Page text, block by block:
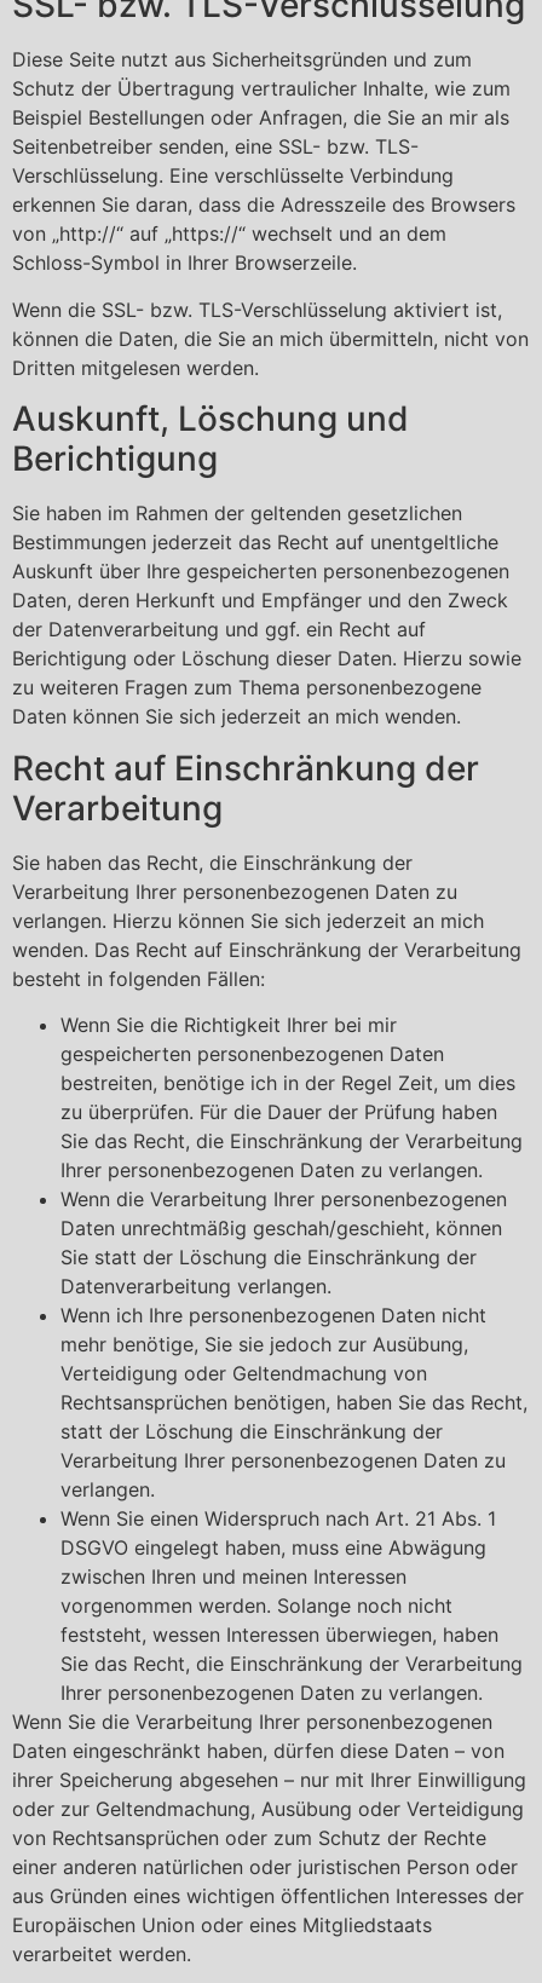
Diese Seite nutzt aus Sicherheitsgründen und zum
Schutz der Übertragung vertraulicher Inhalte, wie zum
Beispiel Bestellungen oder Anfragen, die Sie an mir als
Seitenbetreiber senden, eine SSL- bzw. TLS-
Verschlüsselung. Eine verschlüsselte Verbindung
erkennen Sie daran, dass die Adresszeile des Browsers
von „http://“ auf „https://“ wechselt und an dem
Schloss-Symbol in Ihrer Browserzeile.
Wenn die SSL- bzw. TLS-Verschlüsselung aktiviert ist,
können die Daten, die Sie an mich übermitteln, nicht von
Dritten mitgelesen werden.
Auskunft, Löschung und
Berichtigung
Sie haben im Rahmen der geltenden gesetzlichen
Bestimmungen jederzeit das Recht auf unentgeltliche
Auskunft über Ihre gespeicherten personenbezogenen
Daten, deren Herkunft und Empfänger und den Zweck
der Datenverarbeitung und ggf. ein Recht auf
Berichtigung oder Löschung dieser Daten. Hierzu sowie
zu weiteren Fragen zum Thema personenbezogene
Daten können Sie sich jederzeit an mich wenden.
Recht auf Einschränkung der
Verarbeitung
Sie haben das Recht, die Einschränkung der
Verarbeitung Ihrer personenbezogenen Daten zu
verlangen. Hierzu können Sie sich jederzeit an mich
wenden. Das Recht auf Einschränkung der Verarbeitung
besteht in folgenden Fällen:
Wenn Sie die Richtigkeit Ihrer bei mir
gespeicherten personenbezogenen Daten
bestreiten, benötige ich in der Regel Zeit, um dies
zu überprüfen. Für die Dauer der Prüfung haben
Sie das Recht, die Einschränkung der Verarbeitung
Ihrer personenbezogenen Daten zu verlangen.
Wenn die Verarbeitung Ihrer personenbezogenen
Daten unrechtmäßig geschah/geschieht, können
Sie statt der Löschung die Einschränkung der
Datenverarbeitung verlangen.
Wenn ich Ihre personenbezogenen Daten nicht
mehr benötige, Sie sie jedoch zur Ausübung,
Verteidigung oder Geltendmachung von
Rechtsansprüchen benötigen, haben Sie das Recht,
statt der Löschung die Einschränkung der
Verarbeitung Ihrer personenbezogenen Daten zu
verlangen.
Wenn Sie einen Widerspruch nach Art. 21 Abs. 1
DSGVO eingelegt haben, muss eine Abwägung
zwischen Ihren und meinen Interessen
vorgenommen werden. Solange noch nicht
feststeht, wessen Interessen überwiegen, haben
Sie das Recht, die Einschränkung der Verarbeitung
Ihrer personenbezogenen Daten zu verlangen.
Wenn Sie die Verarbeitung Ihrer personenbezogenen
Daten eingeschränkt haben, dürfen diese Daten – von
ihrer Speicherung abgesehen – nur mit Ihrer Einwilligung
oder zur Geltendmachung, Ausübung oder Verteidigung
von Rechtsansprüchen oder zum Schutz der Rechte
einer anderen natürlichen oder juristischen Person oder
aus Gründen eines wichtigen öffentlichen Interesses der
Europäischen Union oder eines Mitgliedstaats
verarbeitet werden.